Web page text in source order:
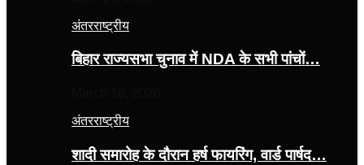
अंतरराष्ट्रीय
बिहार राज्यसभा चुनाव में NDA के सभी पांचों…
अंतरराष्ट्रीय
शादी समारोह के दौरान हर्ष फायरिंग, वार्ड पार्षद…